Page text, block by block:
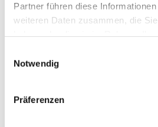
Partner führen diese
weiteren Daten zusammen, die
Notwendig
Präferenzen